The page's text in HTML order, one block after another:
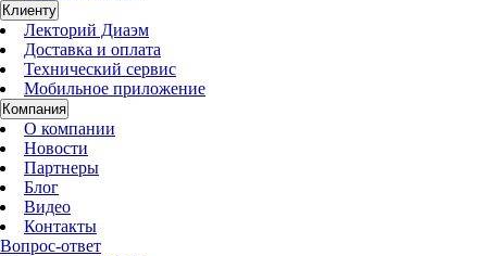
Клиенту
Лекторий Диаэм
Доставка и оплата
Технический сервис
Мобильное приложение
Компания
О компании
Новости
Партнеры
Блог
Видео
Контакты
Вопрос-ответ